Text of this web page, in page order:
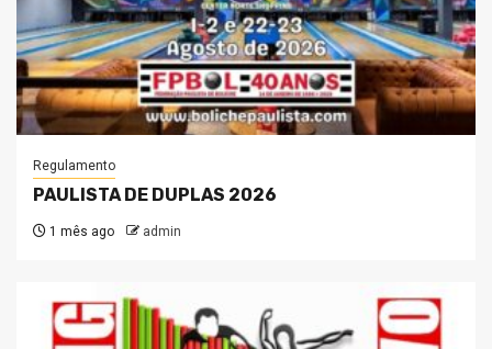
Regulamento
PAULISTA DE DUPLAS 2026
1 mês ago admin